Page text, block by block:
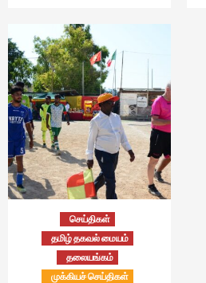
செய்திகள்
தமிழ் தகவல் மையம்
தலையங்கம்
முக்கியச் செய்திகள்